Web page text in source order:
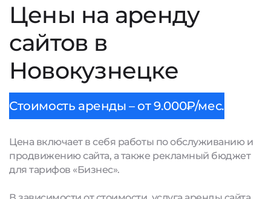
Цены на аренду
сайтов в
Новокузнецке
Стоимость аренды – от 9.000₽/мес.
Цена включает в себя работы по обслуживанию и
продвижению сайта, а также рекламный бюджет
для тарифов «Бизнес».